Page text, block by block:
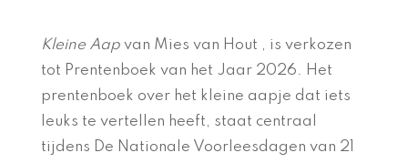
Kleine Aapvan Mies van Hout , is verkozen
tot Prentenboek van het Jaar 2026. Het
prentenboek over het kleine aapje dat iets
leuks te vertellen heeft, staat centraal
tijdens De Nationale Voorleesdagen van 21